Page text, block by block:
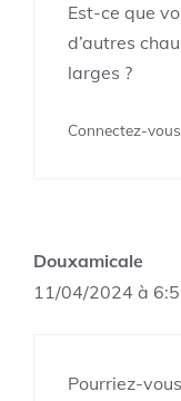
Est-ce que
d’autres
larges ?
Connectez-
Douxamicale
11/04/2024 à
Pourriez-